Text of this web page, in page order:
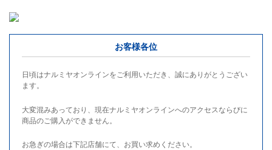
お客様各位
日頃はナルミヤオンラインをご利用いただき、誠にありがとうござい
ます。
大変混みあっており、現在ナルミヤオンラインへのアクセスならびに
商品のご購入ができません。
お急ぎの場合は下記店舗にて、お買い求めください。